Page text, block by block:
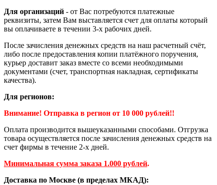
Для организаций - от Вас потребуются платежные
реквизиты, затем Вам выставляется счет для оплаты который
вы оплачиваете в течении 3-х рабочих дней.
После зачисления денежных средств на наш расчетный счёт,
либо после предоставления копии платёжного поручения,
курьер доставит заказ вместе со всеми необходимыми
документами (счет, транспортная накладная, сертификаты
качества).
Для регионов:
Внимание! Отправка в регион от 10 000 рублей!!
Оплата производится вышеуказанными способами. Отгрузка
товара осуществляется после зачисления денежных средств на
счет фирмы в течение 2-х дней.
Минимальная сумма заказа 1.000 рублей.
Доставка по Москве (в пределах МКАД):